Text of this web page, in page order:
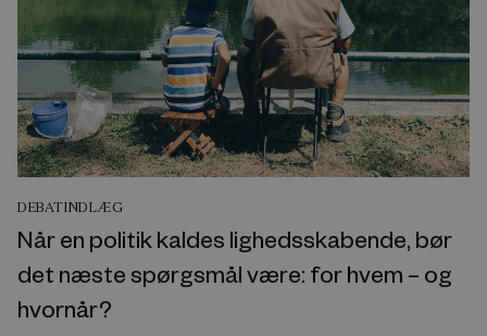
DEBATINDLÆG
Når en politik kaldes lighedsskabende, bør
det næste spørgsmål være: for hvem – og
hvornår?